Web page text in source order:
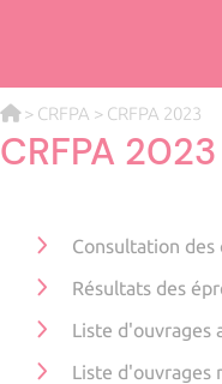
> CRFPA > CRFPA 2023
CRFPA 2023
Consultation des
Résultats des
Liste d'ouvrages
Liste d'ouvrages